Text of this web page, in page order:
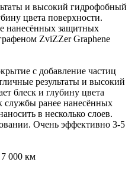
и высокий гидрофобный
цвета поверхности.
нанесённых защитных
ZviZZer Graphene
с добавление частиц
результаты и высокий
блеск и глубину цвета
службы ранее нанесённых
в несколько слоев.
Очень эффективно 3-5
000 км